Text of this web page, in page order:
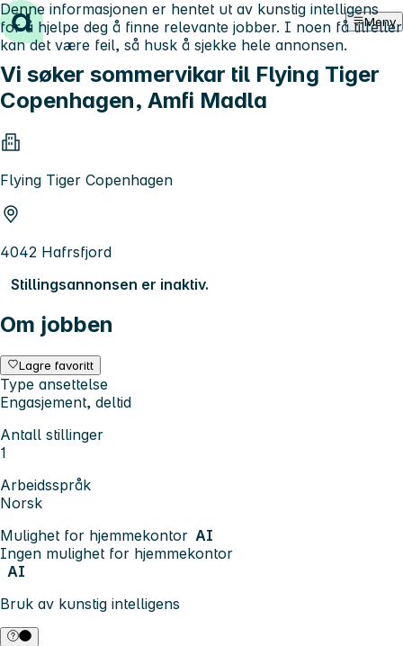
Hopp til innhold Meny
Vi søker sommervikar til Flying Tiger
Copenhagen, Amfi Madla
Flying Tiger Copenhagen
4042 Hafrsfjord
Stillingsannonsen er inaktiv.
Om jobben
Lagre favoritt
Type ansettelse
Engasjement, deltid
Antall stillinger
1
Arbeidsspråk
Norsk
Mulighet for hjemmekontor AI
Ingen mulighet for hjemmekontor
AI
Bruk av kunstig intelligens
Denne informasjonen er hentet ut av kunstig intelligens
for å hjelpe deg å finne relevante jobber. I noen få tilfeller
kan det være feil, så husk å sjekke hele annonsen.